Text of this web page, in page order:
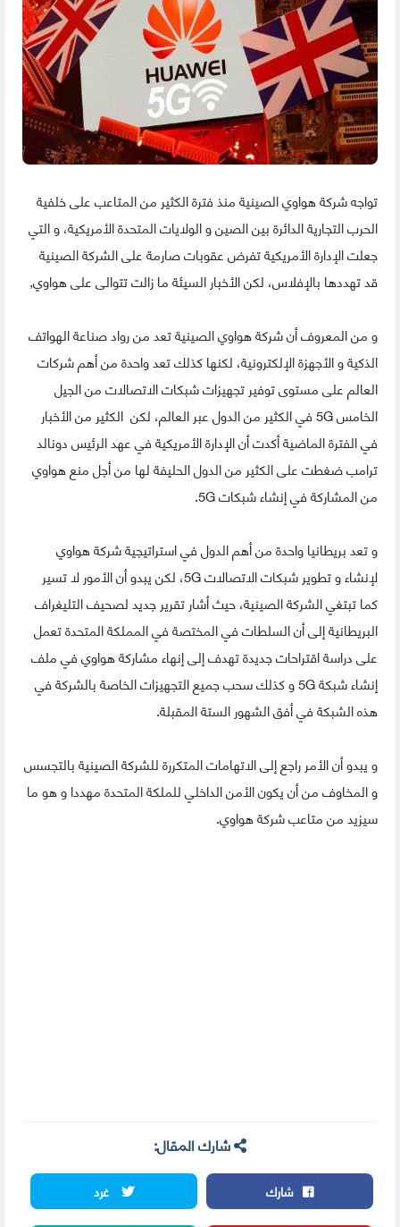
تواجه شركة هواوي الصينية منذ فترة الكثير من المتاعب على خلفية
الحرب التجارية الدائرة بين الصين و الولايات المتحدة الأمريكية، و التي
جعلت الإدارة الأمريكية تفرض عقوبات صارمة على الشركة الصينية
قد تهددها بالإفلاس، لكن الأخبار السيئة ما زالت تتوالى على هواوي,
و من المعروف أن شركة هواوي الصينية تعد من رواد صناعة الهواتف
الذكية و الأجهزة الإلكترونية، لكنها كذلك تعد واحدة من أهم شركات
العالم على مستوى توفير تجهيزات شبكات الاتصالات من الجيل
الخامس 5G في الكثير من الدول عبر العالم، لكن الكثير من الأخبار
في الفترة الماضية أكدت أن الإدارة الأمريكية في عهد الرئيس دونالد
ترامب ضغطت على الكثير من الدول الحليفة لها من أجل منع هواوي
من المشاركة في إنشاء شبكات 5G.
و تعد بريطانيا واحدة من أهم الدول في استراتيجية شركة هواوي
لإنشاء و تطوير شبكات الاتصالات 5G، لكن يبدو أن الأمور لا تسير
كما تبتغي الشركة الصينية، حيث أشار تقرير جديد لصحيف التليغراف
البريطانية إلى أن السلطات في المختصة في المملكة المتحدة تعمل
على دراسة اقتراحات جديدة تهدف إلى إنهاء مشاركة هواوي في ملف
إنشاء شبكة 5G و كذلك سحب جميع التجهيزات الخاصة بالشركة في
هذه الشبكة في أفق الشهور الستة المقبلة.
و يبدو أن الأمر راجع إلى الاتهامات المتكررة للشركة الصينية بالتجسس
و المخاوف من أن يكون الأمن الداخلي للملكة المتحدة مهددا و هو ما
سيزيد من متاعب شركة هواوي.
شارك المقال:
شارك
غرد